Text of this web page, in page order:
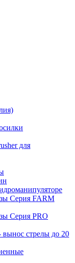
для
Серия FARM
Серия PRO
стрелы до 20